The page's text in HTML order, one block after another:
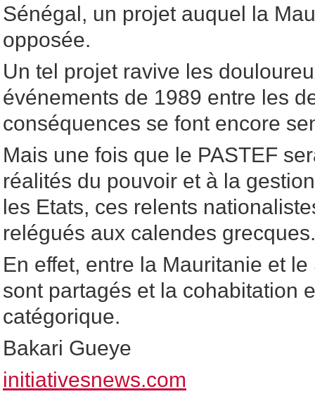
Sénégal, un projet auquel la
opposée.
Un tel projet ravive les
événements de 1989 entre les
conséquences se font encore
Mais une fois que le PASTEF
réalités du pouvoir et à la
les Etats, ces relents
relégués aux calendes grecques.
En effet, entre la Mauritanie et
sont partagés et la cohabitation
catégorique.
Bakari Gueye
initiativesnews.com